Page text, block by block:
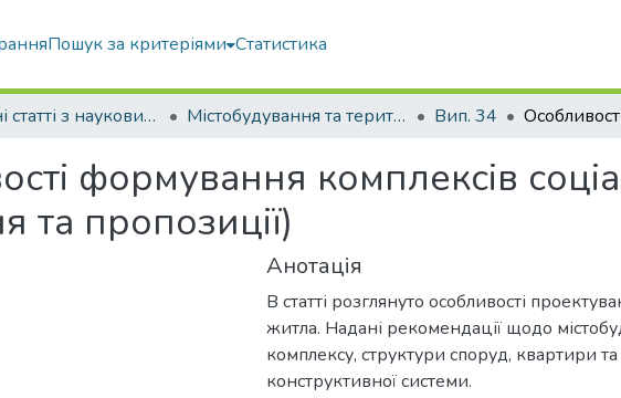
Пошук за критеріями Статистика
Вибрані статті з наукових збірників КНУБА Містобудування та територіальне планування Вип. 34
формування комплексів
та пропозиції)
Анотація
В статті розглянуто особливості
житла. Надані рекомендації щодо
комплексу, структури споруд, квартири
конструктивної системи.